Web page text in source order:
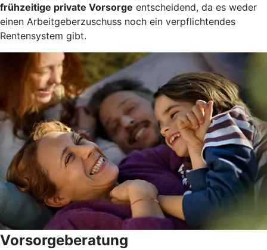
frühzeitige private Vorsorge entscheidend, da es weder
einen Arbeitgeberzuschuss noch ein verpflichtendes
Rentensystem gibt.
Vorsorgeberatung